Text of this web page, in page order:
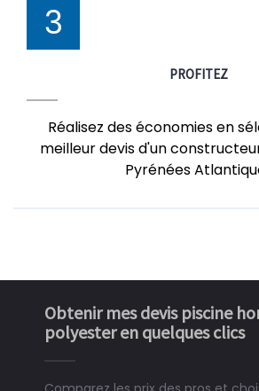
3
PROFITEZ
Réalisez des économies en
meilleur devis d'un
Pyrénées
Obtenir mes devis piscine
polyester en quelques clics